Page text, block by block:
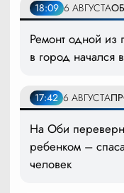
18:09 6 АВГУСТА
Ремонт одной из
в город начался
17:42 6 АВГУСТА
На Оби
ребенком –
человек